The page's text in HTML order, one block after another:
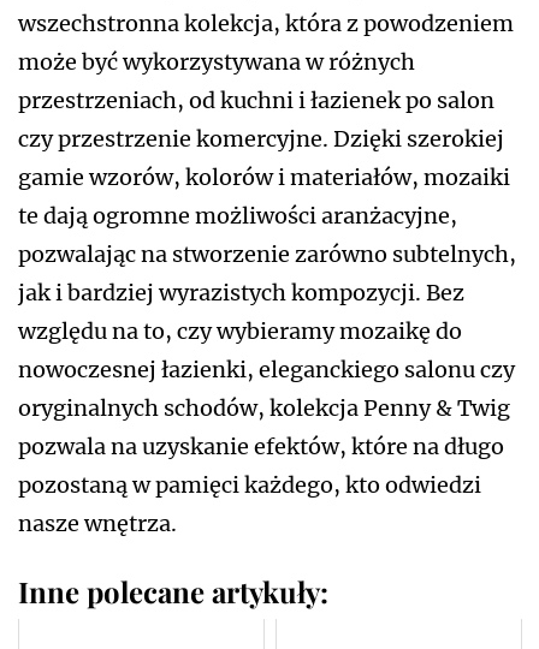
wszechstronna kolekcja, która z powodzeniem
może być wykorzystywana w różnych
przestrzeniach, od kuchni i łazienek po salon
czy przestrzenie komercyjne. Dzięki szerokiej
gamie wzorów, kolorów i materiałów, mozaiki
te dają ogromne możliwości aranżacyjne,
pozwalając na stworzenie zarówno subtelnych,
jak i bardziej wyrazistych kompozycji. Bez
względu na to, czy wybieramy mozaikę do
nowoczesnej łazienki, eleganckiego salonu czy
oryginalnych schodów, kolekcja Penny & Twig
pozwala na uzyskanie efektów, które na długo
pozostaną w pamięci każdego, kto odwiedzi
nasze wnętrza.
Inne polecane artykuły: